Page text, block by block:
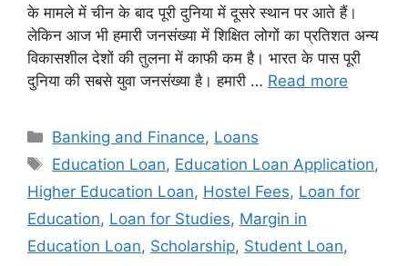
के मामले में चीन के बाद पूरी दुनिया में दूसरे स्थान पर आते हैं।
लेकिन आज भी हमारी जनसंख्या में शिक्षित लोगों का प्रतिशत अन्य
विकासशील देशों की तुलना में काफी कम है। भारत के पास पूरी
दुनिया की सबसे युवा जनसंख्या है। हमारी … Read more
Categories
Banking and Finance, Loans
Tags
Education Loan, Education Loan Application,
Higher Education Loan, Hostel Fees, Loan for
Education, Loan for Studies, Margin in
Education Loan, Scholarship, Student Loan,